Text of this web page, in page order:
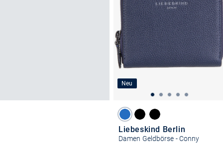
Neu
Liebeskind Berlin
Damen Geldbörse - Conny